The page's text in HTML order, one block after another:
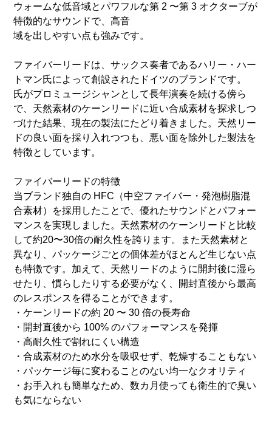
ウォームな低音域とパワフルな第 2 〜第 3 オクターブが
特徴的なサウンドで、高音
域を出しやすい点も強みです。
ファイバーリードは、サックス奏者であるハリー・ハー
トマン氏によって創設されたドイツのブランドです。
氏がプロミュージシャンとして長年演奏を続ける傍ら
で、天然素材のケーンリードに近い合成素材を探求しつ
づけた結果、現在の製法にたどり着きました。天然リー
ドの良い面を採り入れつつも、悪い面を除外した製法を
特徴としています。
ファイバーリードの特徴
当ブランド独自の HFC（中空ファイバー・発泡樹脂混
合素材）を採用したことで、優れたサウンドとパフォー
マンスを実現しました。天然素材のケーンリードと比較
して約20〜30倍の耐久性を誇ります。また天然素材と
異なり、パッケージごとの個体差がほとんど生じない点
も特徴です。加えて、天然リードのように開封後に湿ら
せたり、慣らしたりする必要がなく、開封直後から最高
のレスポンスを得ることができます。
・ケーンリードの約 20 〜 30 倍の長寿命
・開封直後から 100% のパフォーマンスを発揮
・高耐久性で割れにくい構造
・合成素材のため水分を吸収せず、乾燥することもない
・パッケージ毎に変わることのない均一なクオリティ
・お手入れも簡単なため、数カ月使っても衛生的で臭い
も気にならない